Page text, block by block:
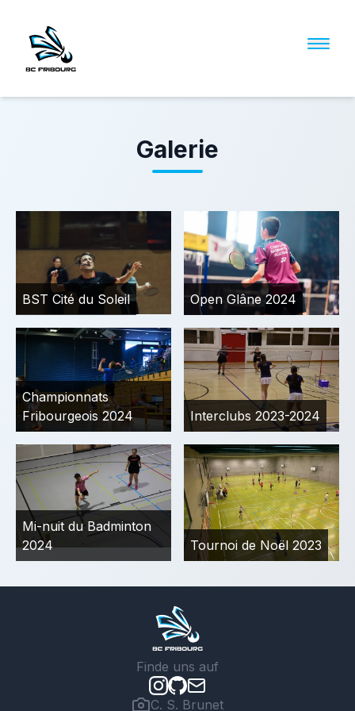
Galerie
BST Cité du Soleil Open Glâne 2024
Championnats
Fribourgeois 2024
Interclubs 2023-2024
Mi-nuit du Badminton
2024
Tournoi de Noël 2023
Finde uns auf
C. S. Brunet